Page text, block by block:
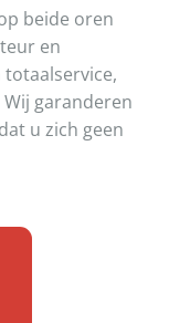
beide oren
en
garanderen
u zich geen